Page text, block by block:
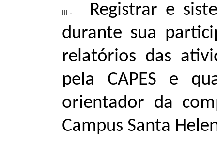
Registrar e
durante sua
relatórios das
pela CAPES e
orientador da
Campus Santa